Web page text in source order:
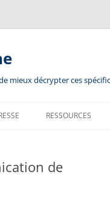
mieux décrypter ces
RESSOURCES
de